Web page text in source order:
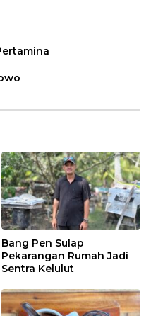
Bang Pen Sulap
Pekarangan Rumah Jadi
Sentra Kelulut